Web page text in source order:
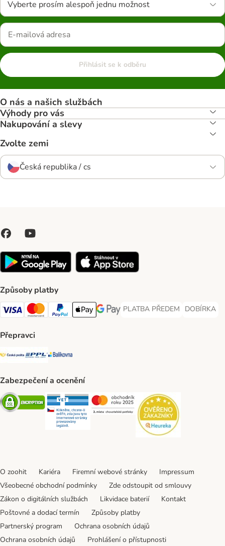
Vyberte prosím alespoň jednu možnost
Přihlásit se k odběru
O nás a našich službách
Výhody pro vás
Nakupování a slevy
Zvolte zemi
Česká republika / cs
Způsoby platby
Visa Payment Method
Mastercard Payment Method
PayPal Payment Method
Apple pay Payment Method
GooglePay Payment Method
PLATBA PŘEDEM
PLATBA PŘEDEM Payment
DOBÍRKA
DOBÍRKA
Přepravci
Česká pošta Shipping Method
PPL Shipping Method
Balíkovna Shipping Method
Zabezpečení a ocenění
Security Security Security
O zoohit Kariéra Firemní webové stránky
Impressum
Všeobecné obchodní podmínky
Zde odstoupit od smlouvy
Zákon o digitálních službách
Likvidace baterií
Kontakt
Poštovné a dodací termín
Způsoby platby
Partnerský program
Ochrana osobních údajů
Ochrana osobních údajů
Prohlášení o přístupnosti